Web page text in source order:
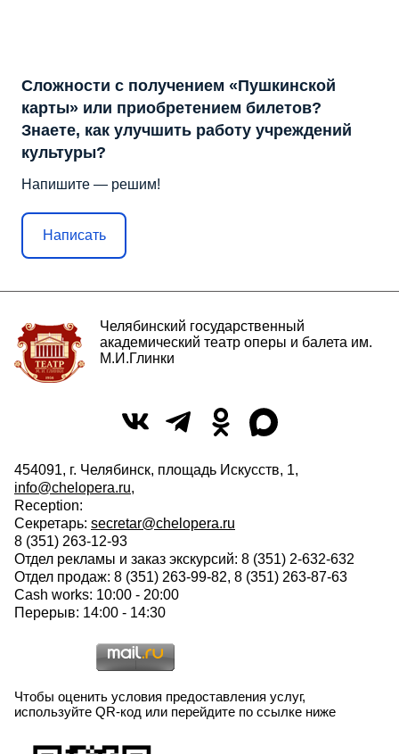
Сложности с получением «Пушкинской
карты» или приобретением билетов?
Знаете, как улучшить работу учреждений
культуры?
Напишите — решим!
Написать
Челябинский государственный
академический театр оперы и балета им.
М.И.Глинки
454091, г. Челябинск, площадь Искусств, 1,
info@chelopera.ru,
Reception:
Секретарь: secretar@chelopera.ru
8 (351) 263-12-93
Отдел рекламы и заказ экскурсий: 8 (351) 2-632-632
Отдел продаж: 8 (351) 263-99-82, 8 (351) 263-87-63
Cash works: 10:00 - 20:00
Перерыв: 14:00 - 14:30
Чтобы оценить условия предоставления услуг,
используйте QR-код или перейдите по ссылке ниже